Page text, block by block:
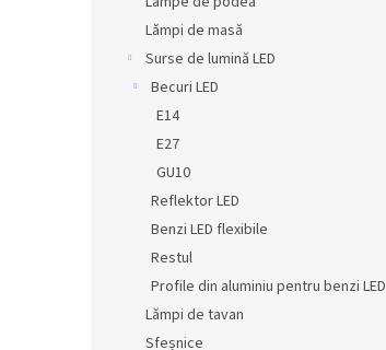
Lămpi de masă
Surse de lumină LED
Becuri LED
E14
E27
GU10
Reflektor LED
Benzi LED flexibile
Restul
Profile din aluminiu pentru benzi LED
Lămpi de tavan
Sfeșnice